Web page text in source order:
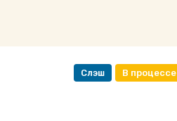
Слэш В процессе